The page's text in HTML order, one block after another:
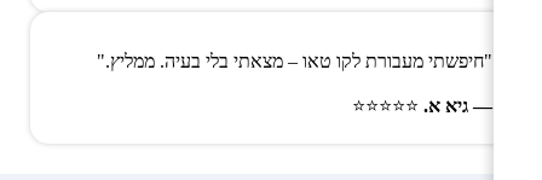
"חיפשתי מעבורת לקו טאו – מצאתי בלי בעיה. ממליץ."
— גיא א. ⭐⭐⭐⭐⭐